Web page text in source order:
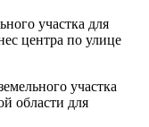
участка для
центра по улице
участка
области для